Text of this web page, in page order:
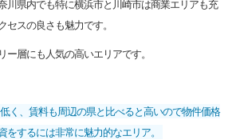
川県内でも特に横浜市と川崎市は商業エリアも充
スの良さも魅力です。
層にも人気の高いエリアです。
く、賃料も周辺の県と比べると高いので物件価格
するには非常に魅力的なエリア。